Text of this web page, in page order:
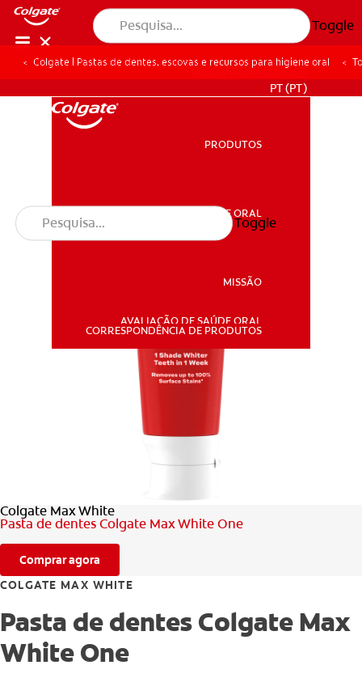
Toggle
SAÚDE ORAL
AVALIAÇÃO DE SAÚDE ORAL
CORRESPONDÊNCIA DE PRODUTOS
PT (PT)
PRODUTOS
SAÚDE ORAL
MISSÃO
AVALIAÇÃO DE SAÚDE ORAL
CORRESPONDÊNCIA DE PRODUTOS
Toggle
Colgate | Pastas de dentes, escovas e recursos para higiene oral
Colgate Max White
Pasta de dentes Colgate Max White One
Comprar agora
COLGATE MAX WHITE
Pasta de dentes Colgate Max
White One